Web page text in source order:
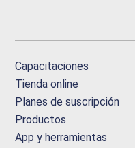
Capacitaciones
Tienda online
Planes de suscripción
Productos
App y herramientas